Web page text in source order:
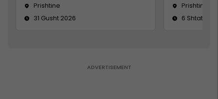
Prishtine
31 Gusht 2026
Prishtinë
6 Shtator